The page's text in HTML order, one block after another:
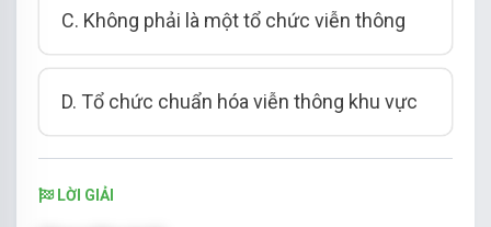
C. Không phải là một tổ chức viễn thông
D. Tổ chức chuẩn hóa viễn thông khu vực
LỜI GIẢI